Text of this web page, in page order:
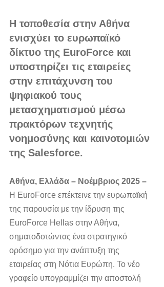
Η τοποθεσία στην Αθήνα
ενισχύει το ευρωπαϊκό
δίκτυο της EuroForce και
υποστηρίζει τις εταιρείες
στην επιτάχυνση του
ψηφιακού τους
μετασχηματισμού μέσω
πρακτόρων τεχνητής
νοημοσύνης και καινοτομιών
της Salesforce.
Αθήνα, Ελλάδα – Νοέμβριος 2025 –
Η EuroForce επέκτεινε την ευρωπαϊκή
της παρουσία με την ίδρυση της
EuroForce Hellas στην Αθήνα,
σηματοδοτώντας ένα στρατηγικό
ορόσημο για την ανάπτυξη της
εταιρείας στη Νότια Ευρώπη. Το νέο
γραφείο υπογραμμίζει την αποστολή